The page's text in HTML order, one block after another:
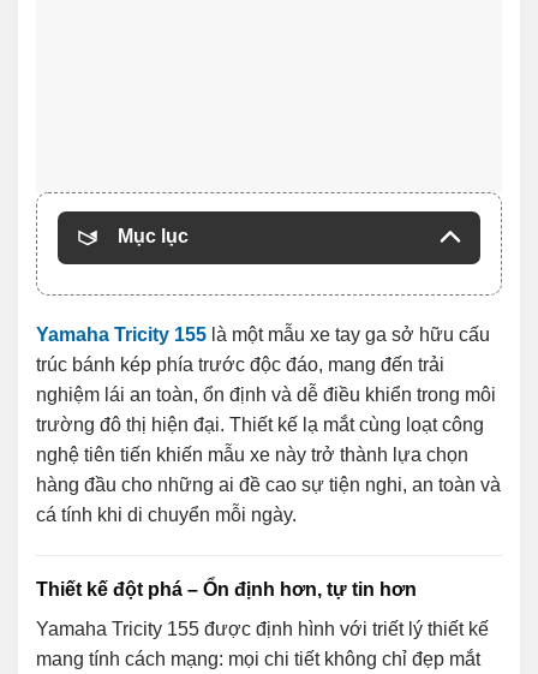
Mục lục
Yamaha Tricity 155 là một mẫu xe tay ga sở hữu cấu
trúc bánh kép phía trước độc đáo, mang đến trải
nghiệm lái an toàn, ổn định và dễ điều khiển trong môi
trường đô thị hiện đại. Thiết kế lạ mắt cùng loạt công
nghệ tiên tiến khiến mẫu xe này trở thành lựa chọn
hàng đầu cho những ai đề cao sự tiện nghi, an toàn và
cá tính khi di chuyển mỗi ngày.
Thiết kế đột phá – Ổn định hơn, tự tin hơn
Yamaha Tricity 155 được định hình với triết lý thiết kế
mang tính cách mạng: mọi chi tiết không chỉ đẹp mắt